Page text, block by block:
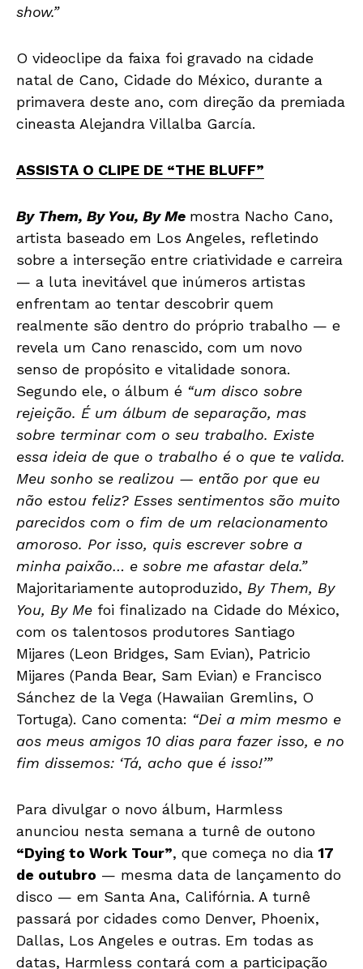
show.”
O videoclipe da faixa foi gravado na cidade
natal de Cano, Cidade do México, durante a
primavera deste ano, com direção da premiada
cineasta Alejandra Villalba García.
ASSISTA O CLIPE DE “THE BLUFF”
By Them, By You, By Me mostra Nacho Cano,
artista baseado em Los Angeles, refletindo
sobre a interseção entre criatividade e carreira
— a luta inevitável que inúmeros artistas
enfrentam ao tentar descobrir quem
realmente são dentro do próprio trabalho — e
revela um Cano renascido, com um novo
senso de propósito e vitalidade sonora.
Segundo ele, o álbum é “um disco sobre
rejeição. É um álbum de separação, mas
sobre terminar com o seu trabalho. Existe
essa ideia de que o trabalho é o que te valida.
Meu sonho se realizou — então por que eu
não estou feliz? Esses sentimentos são muito
parecidos com o fim de um relacionamento
amoroso. Por isso, quis escrever sobre a
minha paixão… e sobre me afastar dela.”
Majoritariamente autoproduzido, By Them, By
You, By Me foi finalizado na Cidade do México,
com os talentosos produtores Santiago
Mijares (Leon Bridges, Sam Evian), Patricio
Mijares (Panda Bear, Sam Evian) e Francisco
Sánchez de la Vega (Hawaiian Gremlins, O
Tortuga). Cano comenta: “Dei a mim mesmo e
aos meus amigos 10 dias para fazer isso, e no
fim dissemos: ‘Tá, acho que é isso!’”
Para divulgar o novo álbum, Harmless
anunciou nesta semana a turnê de outono
“Dying to Work Tour”, que começa no dia 17
de outubro — mesma data de lançamento do
disco — em Santa Ana, Califórnia. A turnê
passará por cidades como Denver, Phoenix,
Dallas, Los Angeles e outras. Em todas as
datas, Harmless contará com a participação